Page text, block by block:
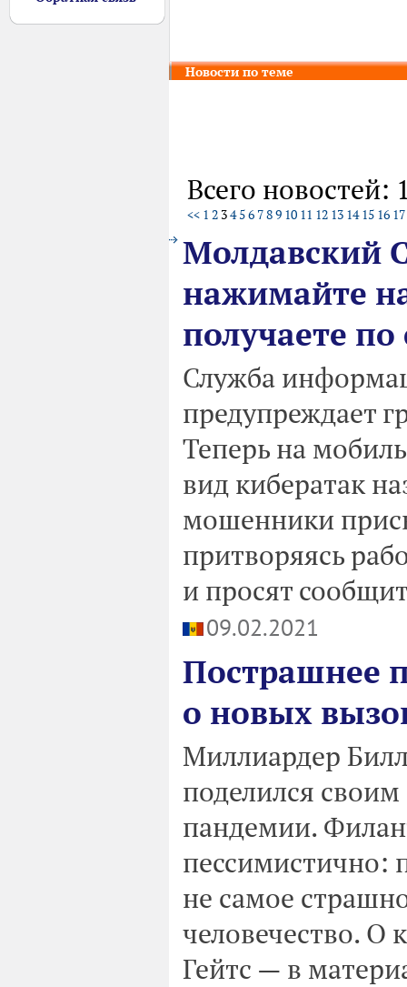
Новости по теме
Всего новостей:
<< 1 2 34 56 789 10 11 12 13 14 15 16 17
Молдавский
нажимайте
получаете по
Служба
предупреждает
Теперь на
вид кибератак
мошенники
притворяясь
и просят
09.02.2021
Пострашнее
о новых
Миллиардер
поделился
пандемии.
пессимистично:
не самое
человечество. О
Гейтс — в